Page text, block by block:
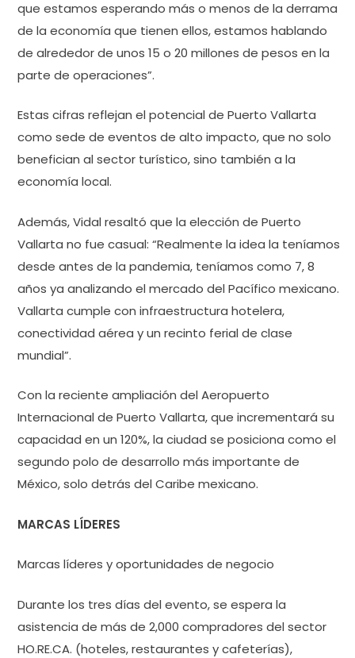
que estamos esperando más o menos de la derrama
de la economía que tienen ellos, estamos hablando
de alrededor de unos 15 o 20 millones de pesos en la
parte de operaciones”.
Estas cifras reflejan el potencial de Puerto Vallarta
como sede de eventos de alto impacto, que no solo
benefician al sector turístico, sino también a la
economía local.
Además, Vidal resaltó que la elección de Puerto
Vallarta no fue casual: “Realmente la idea la teníamos
desde antes de la pandemia, teníamos como 7, 8
años ya analizando el mercado del Pacífico mexicano.
Vallarta cumple con infraestructura hotelera,
conectividad aérea y un recinto ferial de clase
mundial”.
Con la reciente ampliación del Aeropuerto
Internacional de Puerto Vallarta, que incrementará su
capacidad en un 120%, la ciudad se posiciona como el
segundo polo de desarrollo más importante de
México, solo detrás del Caribe mexicano.
MARCAS LÍDERES
Marcas líderes y oportunidades de negocio
Durante los tres días del evento, se espera la
asistencia de más de 2,000 compradores del sector
HO.RE.CA. (hoteles, restaurantes y cafeterías),